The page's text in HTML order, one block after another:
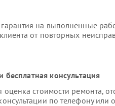
на выполненные
от повторных
консультация
стоимости ремонта,
по телефону или